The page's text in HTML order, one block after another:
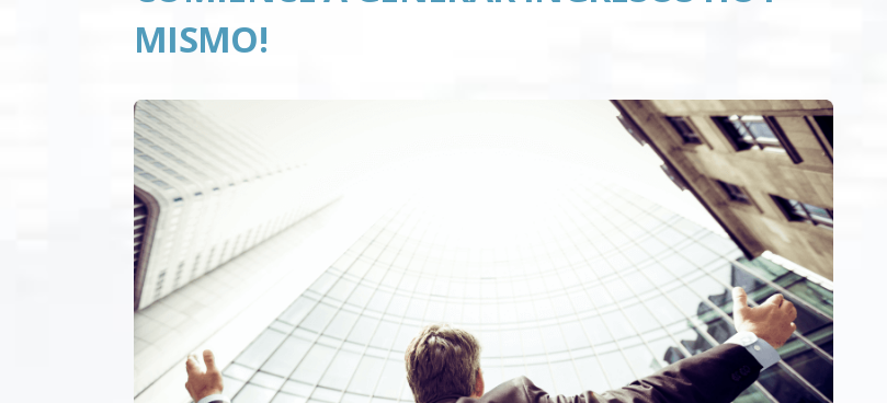
MISMO!